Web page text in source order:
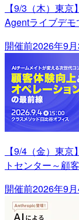
【9/3（木）東
Agentライブデ
開催前2026年9
【9/4（金）東
トセンター～顧
開催前2026年9